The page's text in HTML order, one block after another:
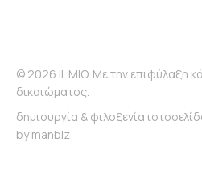
© 2026 IL MIO. Με την επιφύλαξη
δικαιώματος.
δημιουργία & φιλοξενία
bymanbiz